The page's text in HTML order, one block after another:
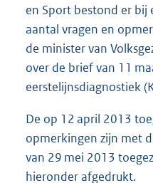
en Sport bestond er bij
aantal vragen en
de minister van
over de brief van 11
eerstelijnsdiagnostiek
De op 12 april 2013
opmerkingen zijn met
van 29 mei 2013
hieronder afgedrukt.